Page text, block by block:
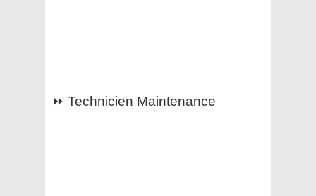
⏩ Technicien Maintenance